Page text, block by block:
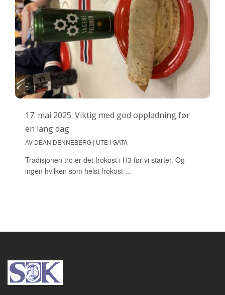
17. mai 2025: Viktig med god oppladning før
en lang dag
AV DEAN DENNEBERG | UTE I GATA
Tradisjonen tro er det frokost i H3 før vi starter. Og
ingen hvilken som helst frokost ...